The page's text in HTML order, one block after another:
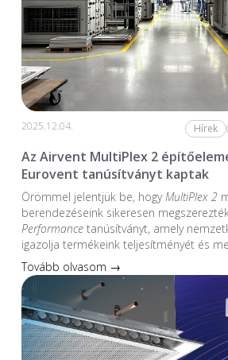
2025.12.04. Hírek
Az Airvent MultiPlex 2
Eurovent tanúsítványt kaptak
Örömmel jelentjük be, hogyMultiPlex 2
berendezéseink sikeresen
Performancetanúsítványt, amely
igazolja termékeink teljesítményét és
Tovább olvasom →